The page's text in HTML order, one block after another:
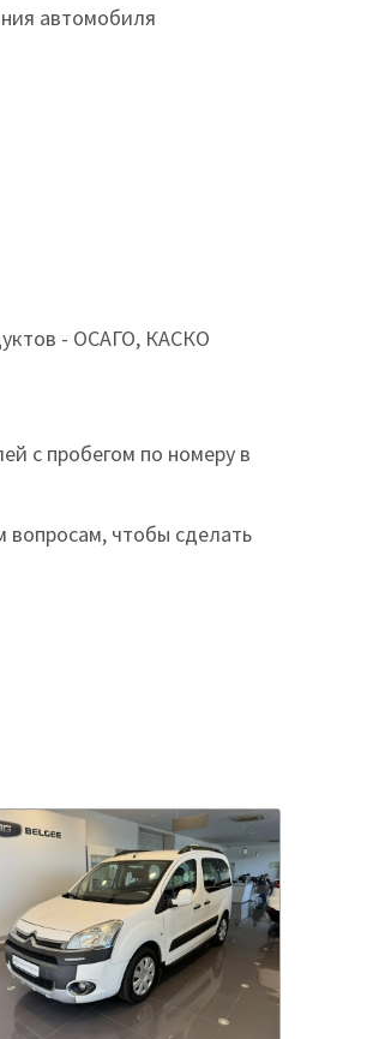
автомобиля
- ОСАГО, КАСКО
с пробегом по номеру в
чтобы сделать